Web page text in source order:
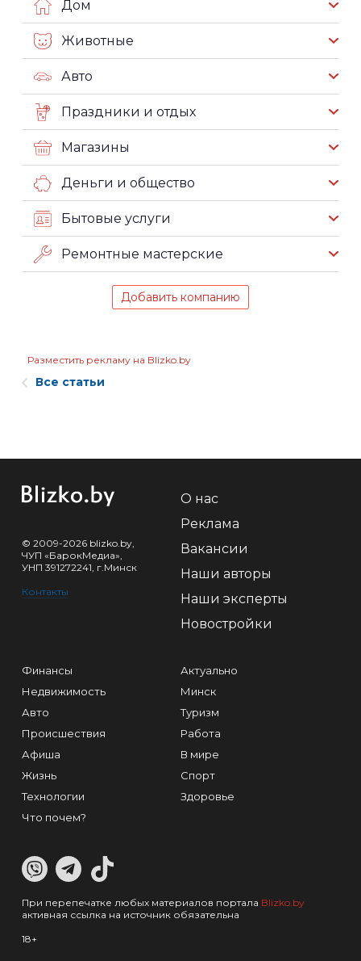
Дом
Животные
Авто
Праздники и отдых
Магазины
Деньги и общество
Бытовые услуги
Ремонтные мастерские
Добавить компанию
Разместить рекламу на Blizko.by
Все статьи
© 2009-2026 blizko.by,
ЧУП «БарокМедиа»,
УНП 391272241, г.Минск
Контакты
О нас
Реклама
Вакансии
Наши авторы
Наши эксперты
Новостройки
Финансы
Недвижимость
Авто
Происшествия
Афиша
Жизнь
Технологии
Что почем?
Актуально
Минск
Туризм
Работа
В мире
Спорт
Здоровье
При перепечатке любых материалов портала Blizko.by
активная ссылка на источник обязательна
18+